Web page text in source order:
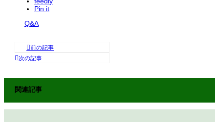
Pin it
Q&A
関連記事